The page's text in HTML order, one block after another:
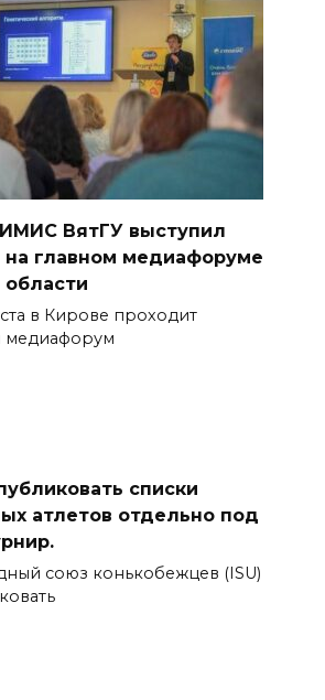
ВятГУ выступил
на главном медиафоруме
области
в Кирове проходит
медиафорум
списки
атлетов отдельно под
союз конькобежцев (ISU)